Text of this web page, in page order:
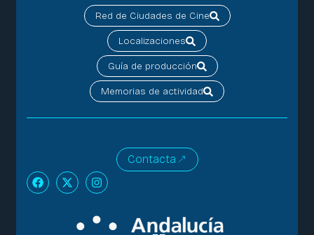
Red de Ciudades de Cine
Localizaciones
Guía de producción
Memorias de actividad
Contacta